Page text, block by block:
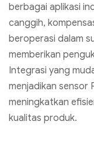
berbagai aplikasi
canggih,
beroperasi dalam
memberikan
Integrasi yang
menjadikan sensor
meningkatkan
kualitas produk.